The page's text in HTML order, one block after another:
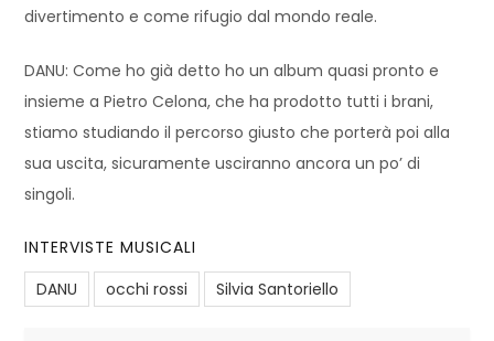
divertimento e come rifugio dal mondo reale.
DANU: Come ho già detto ho un album quasi pronto e
insieme a Pietro Celona, che ha prodotto tutti i brani,
stiamo studiando il percorso giusto che porterà poi alla
sua uscita, sicuramente usciranno ancora un po’ di
singoli.
INTERVISTE MUSICALI
DANU
occhi rossi Silvia Santoriello